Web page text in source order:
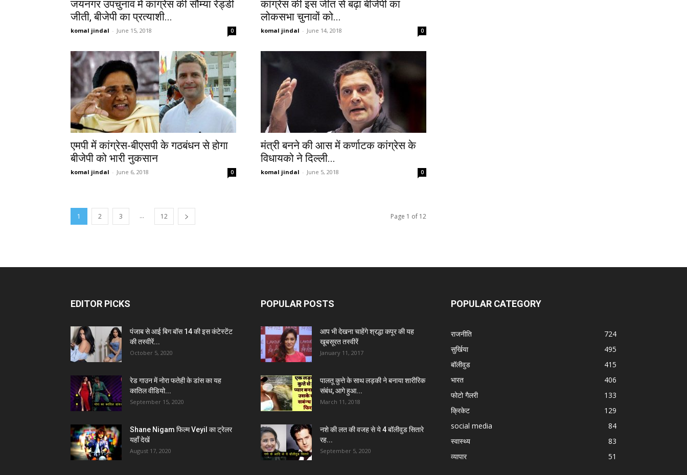
जयनगर उपचुनाव में कांग्रेस की सौम्या रेड्डी
जीती, बीजेपी का प्रत्याशी...
komal jindal - June 15, 2018 0
कांग्रेस की इस जीत से बढ़ा बीजेपी का
लोकसभा चुनावों को...
komal jindal - June 14, 2018 0
एमपी में कांग्रेस-बीएसपी के गठबंधन से होगा
बीजेपी को भारी नुकसान
komal jindal - June 6, 2018 0
मंत्री बनने की आस में कर्णाटक कांग्रेस के
विधायको ने दिल्ली...
komal jindal - June 5, 2018 0
1 2 3 ... 12 Page 1 of 12
EDITOR PICKS
पंजाब से आई बिग बॉस 14 की इस कंटेस्टेंट
की तस्वीरें...
October 5, 2020
रेड गाउन में नोरा फतेही के डांस का यह
कातिल वीडियो...
September 15, 2020
Shane Nigam फिल्म Veyil का ट्रेलर
यहाँ देखें
August 17, 2020
POPULAR POSTS
आप भी देखना चाहेंगे श्रद्धा कपूर की यह
खूबसूरत तस्वीरें
January 11, 2017
पालतू कुत्ते के साथ लड़की ने बनाया शारीरिक
संबंध, आगे हुआ...
March 11, 2018
नशे की लत की वजह से ये 4 बॉलीवुड सितारे
रह...
September 5, 2020
POPULAR CATEGORY
राजनीति
724
सुर्खिया
495
बॉलीवुड
415
भारत
406
फोटो गैलरी
133
क्रिकेट
129
social media
84
स्वास्थ्य
83
व्यापार
51